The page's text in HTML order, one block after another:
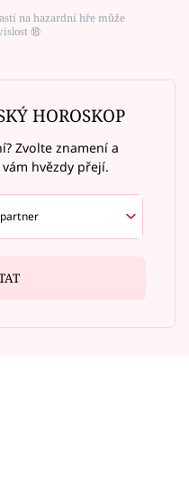
na hazardní hře může
⑱
HOROSKOP
Zvolte znamení a
hvězdy přejí.